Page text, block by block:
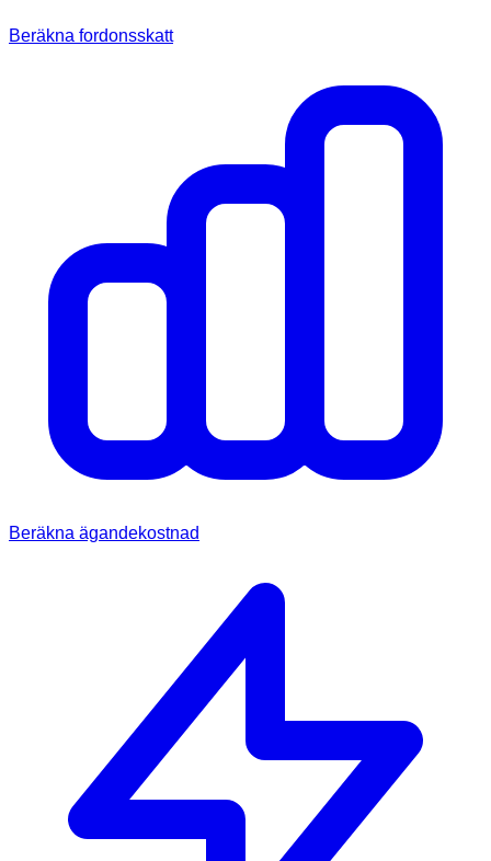
Beräkna fordonsskatt
Beräkna ägandekostnad